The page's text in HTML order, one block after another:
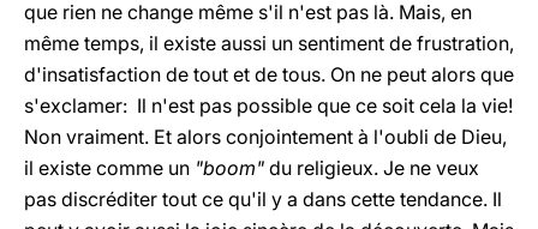
que rien ne change même s'il n'est pas là. Mais, en
même temps, il existe aussi un sentiment de frustration,
d'insatisfaction de tout et de tous. On ne peut alors que
s'exclamer: Il n'est pas possible que ce soit cela la vie!
Non vraiment. Et alors conjointement à l'oubli de Dieu,
il existe comme un "boom" du religieux. Je ne veux
pas discréditer tout ce qu'il y a dans cette tendance. Il